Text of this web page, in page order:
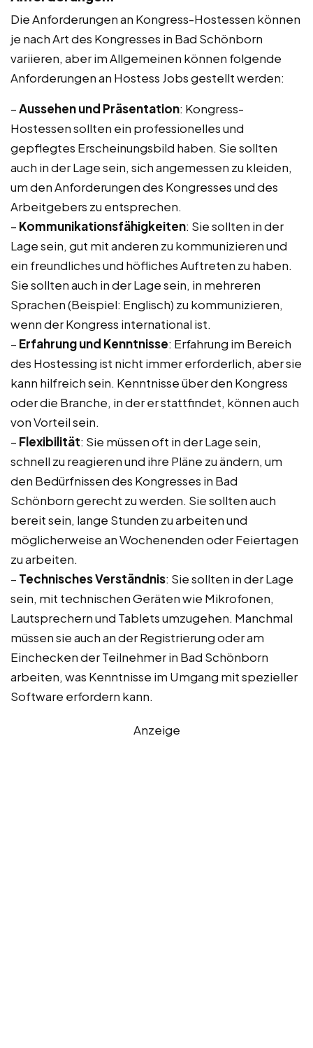
Die Anforderungen an Kongress-Hostessen können
je nach Art des Kongresses in Bad Schönborn
variieren, aber im Allgemeinen können folgende
Anforderungen an Hostess Jobs gestellt werden:
–Aussehen und Präsentation: Kongress-
Hostessen sollten ein professionelles und
gepflegtes Erscheinungsbild haben. Sie sollten
auch in der Lage sein, sich angemessen zu kleiden,
um den Anforderungen des Kongresses und des
Arbeitgebers zu entsprechen.
– Kommunikationsfähigkeiten: Sie sollten in der
Lage sein, gut mit anderen zu kommunizieren und
ein freundliches und höfliches Auftreten zu haben.
Sie sollten auch in der Lage sein, in mehreren
Sprachen (Beispiel: Englisch) zu kommunizieren,
wenn der Kongress international ist.
– Erfahrung und Kenntnisse: Erfahrung im Bereich
des Hostessing ist nicht immer erforderlich, aber sie
kann hilfreich sein. Kenntnisse über den Kongress
oder die Branche, in der er stattfindet, können auch
von Vorteil sein.
– Flexibilität: Sie müssen oft in der Lage sein,
schnell zu reagieren und ihre Pläne zu ändern, um
den Bedürfnissen des Kongresses in Bad
Schönborn gerecht zu werden. Sie sollten auch
bereit sein, lange Stunden zu arbeiten und
möglicherweise an Wochenenden oder Feiertagen
zu arbeiten.
– Technisches Verständnis: Sie sollten in der Lage
sein, mit technischen Geräten wie Mikrofonen,
Lautsprechern und Tablets umzugehen. Manchmal
müssen sie auch an der Registrierung oder am
Einchecken der Teilnehmer in Bad Schönborn
arbeiten, was Kenntnisse im Umgang mit spezieller
Software erfordern kann.
Anzeige